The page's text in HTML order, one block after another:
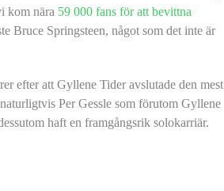
kom nära 59 000 fans för att bevittna
Bruce Springsteen, något som det inte är
efter att Gyllene Tider avslutade den mest
Per Gessle som förutom Gyllene
haft en framgångsrik solokarriär.